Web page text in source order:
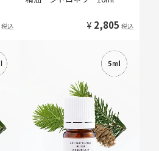
税込 ¥ 2,805 税込